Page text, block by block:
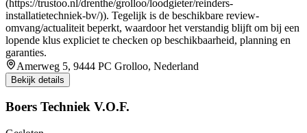
(https://trustoo.nl/drenthe/grolloo/loodgieter/reinders-
installatietechniek-bv/)). Tegelijk is de beschikbare review-
omvang/actualiteit beperkt, waardoor het verstandig blijft om bij een
lopende klus expliciet te checken op beschikbaarheid, planning en
garanties.
Amerweg 5, 9444 PC Grolloo, Nederland
Bekijk details
Boers Techniek V.O.F.